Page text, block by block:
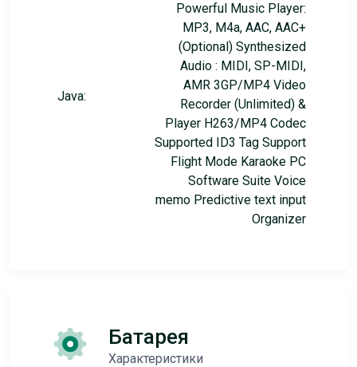
Java:
Powerful Music Player:
MP3, M4a, AAC, AAC+
(Optional) Synthesized
Audio : MIDI, SP-MIDI,
AMR 3GP/MP4 Video
Recorder (Unlimited) &
Player H263/MP4 Codec
Supported ID3 Tag Support
Flight Mode Karaoke PC
Software Suite Voice
memo Predictive text input
Organizer
Батарея
Характеристики